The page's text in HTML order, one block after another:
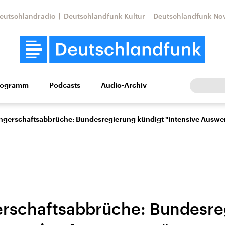
Deutschlandfunk Kultur Deutschlandfunk
Wissen Kultur Europa
Beiträge,
Nahostkonflikt
Iran
Podcasts Audio-Archiv
Bundesregierung kündigt "intensive